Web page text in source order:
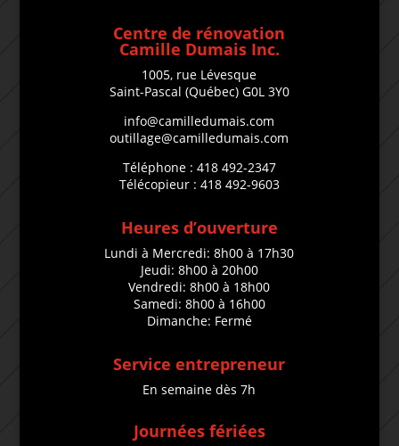
Centre de rénovation
Camille Dumais Inc.
1005, rue Lévesque
Saint-Pascal (Québec) G0L 3Y0
info@camilledumais.com
outillage@camilledumais.com
Téléphone : 418 492-2347
Télécopieur : 418 492-9603
Heures d’ouverture
Lundi à Mercredi: 8h00 à 17h30
Jeudi: 8h00 à 20h00
Vendredi: 8h00 à 18h00
Samedi: 8h00 à 16h00
Dimanche: Fermé
Service entrepreneur
En semaine dès 7h
Journées fériées